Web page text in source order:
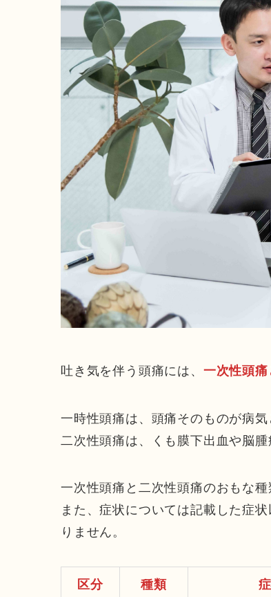
吐き気を伴う頭痛には、 一次性頭
一時性頭痛は、頭痛そのものが病気
二次性頭痛は、くも膜下出血や脳
一次性頭痛と二次性頭痛のおもな
また、症状については記載した症
りません。
区分 種類